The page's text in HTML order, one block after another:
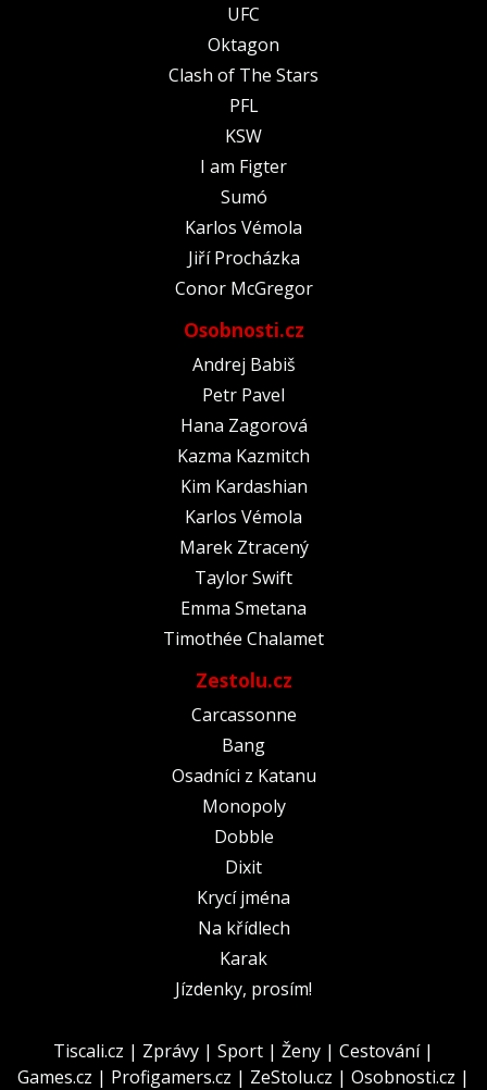
UFC
Oktagon
Clash of The Stars
PFL
KSW
I am Figter
Sumó
Karlos Vémola
Jiří Procházka
Conor McGregor
Osobnosti.cz
Andrej Babiš
Petr Pavel
Hana Zagorová
Kazma Kazmitch
Kim Kardashian
Karlos Vémola
Marek Ztracený
Taylor Swift
Emma Smetana
Timothée Chalamet
Zestolu.cz
Carcassonne
Bang
Osadníci z Katanu
Monopoly
Dobble
Dixit
Krycí jména
Na křídlech
Karak
Jízdenky, prosím!
Tiscali.cz | Zprávy | Sport | Ženy | Cestování|
Games.cz | Profigamers.cz | ZeStolu.cz | Osobnosti.cz |